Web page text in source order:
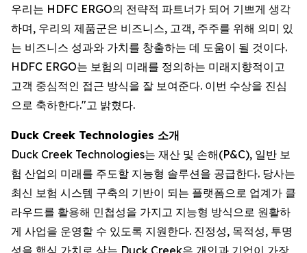
우리는 HDFC ERGO의 전략적 파트너가 되어 기쁘게 생각
하며, 우리의 제품군은 비즈니스, 고객, 주주를 위해 의미 있
는 비즈니스 성과와 가치를 창출하는 데 도움이 될 것이다.
HDFC ERGO는 보험의 미래를 정의하는 미래지향적이고
고객 중심적인 접근 방식을 잘 보여준다. 이번 수상을 진심
으로 축하한다."고 밝혔다.
Duck Creek Technologies 소개
Duck Creek Technologies는 재산 및 손해(P&C), 일반 보
험 산업의 미래를 주도할 지능형 솔루션을 공급한다. 당사는
최신 보험 시스템 구축의 기반이 되는 플랫폼으로 업계가 클
라우드를 활용해 민첩성을 가지고 지능형 방식으로 원활하
게 사업을 운영할 수 있도록 지원한다. 진정성, 목적성, 투명
성을 핵심 가치로 삼는 Duck Creek은 개인과 기업이 가장